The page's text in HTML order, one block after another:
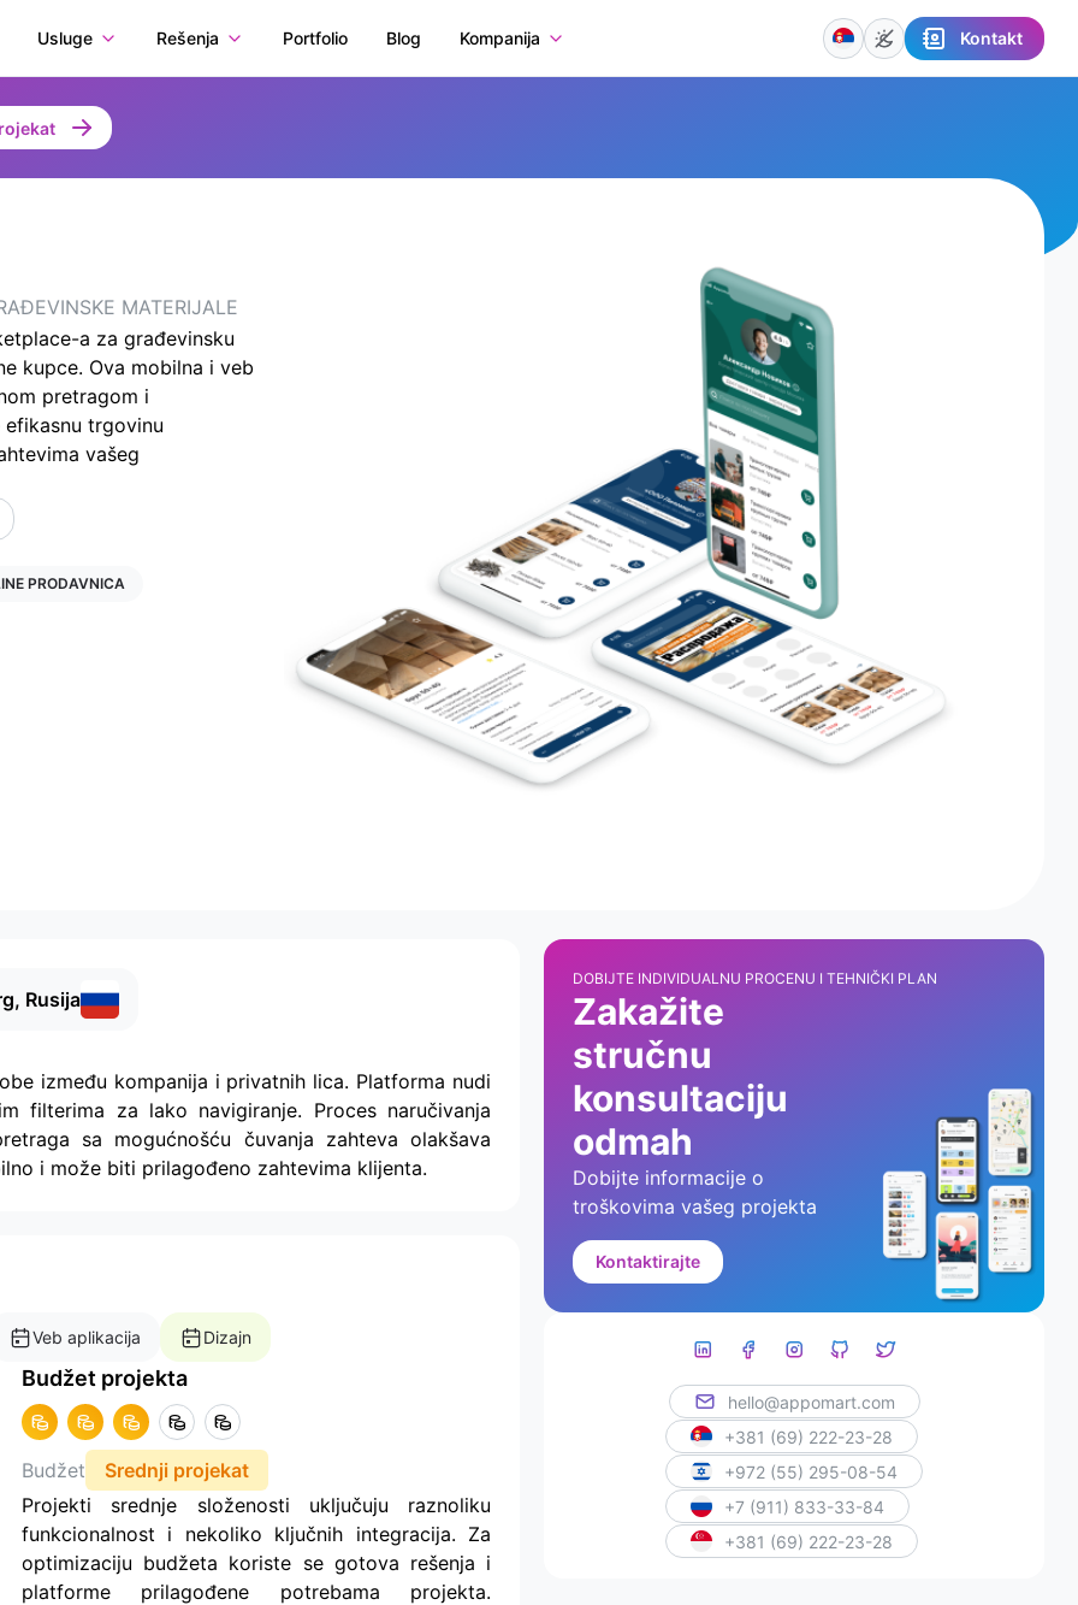
Usluge Rešenja Portfolio Blog Kompanija Kontakt
MATERIJALE
a za građevinsku
kupce. Ova mobilna i veb
pretragom i
trgovinu
vašeg
PRODAVNICA
Rusija
između kompanija i privatnih lica. Platforma nudi
filterima za lako navigiranje. Proces naručivanja
sa mogućnošću čuvanja zahteva olakšava
i može biti prilagođeno zahtevima klijenta.
Veb aplikacija Dizajn
Budžet projekta
Budžet
Srednji projekat
Projekti srednje složenosti uključuju raznoliku
funkcionalnost i nekoliko ključnih integracija. Za
optimizaciju budžeta koriste se gotova rešenja i
platforme prilagođene potrebama projekta.
DOBIJTE INDIVIDUALNU PROCENU I TEHNIČKI PLAN
Zakažite
stručnu
konsultaciju
odmah
Dobijte informacije o
troškovima vašeg projekta
Kontaktirajte
hello@appomart.com
+381 (69) 222-23-28
+972 (55) 295-08-54
+7 (911) 833-33-84
+381 (69) 222-23-28